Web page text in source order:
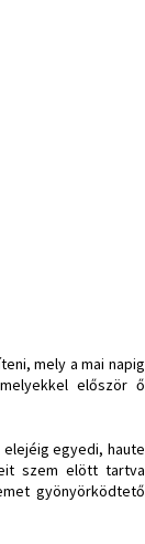
mely a mai napig
először ő
egyedi, haute
szem elött tartva
gyönyörködtető